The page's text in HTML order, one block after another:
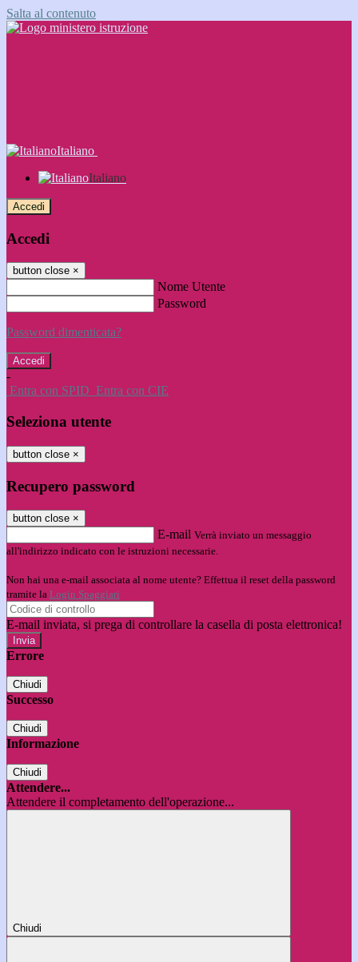
Salta al contenuto
Italiano
Italiano
Accedi
Accedi
button close ×
Nome Utente
Password
Password dimenticata?
-
Entra con SPID Entra con CIE
Seleziona utente
button close ×
Recupero password
button close ×
E-mail Verrà inviato un messaggio
all'indirizzo indicato con le istruzioni necessarie.
Non hai una e-mail associata al nome utente? Effettua il reset della password
tramite la Login Spaggiari
E-mail inviata, si prega di controllare la casella di posta elettronica!
Errore
Chiudi
Successo
Chiudi
Informazione
Chiudi
Attendere...
Attendere il completamento dell'operazione...
Chiudi